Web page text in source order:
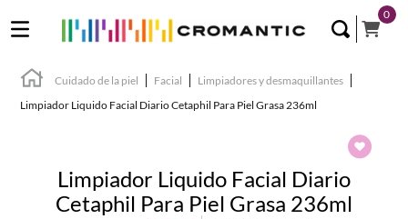
0
Cuidado de la piel Facial
Limpiadores y desmaquillantes
Limpiador Liquido Facial Diario Cetaphil Para Piel Grasa 236ml
Limpiador Liquido Facial Diario
Cetaphil Para Piel Grasa 236ml